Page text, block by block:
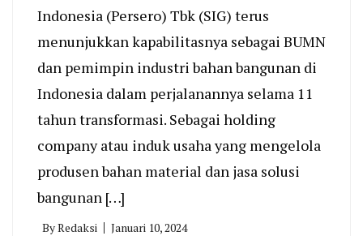
Indonesia (Persero) Tbk (SIG) terus
menunjukkan kapabilitasnya sebagai BUMN
dan pemimpin industri bahan bangunan di
Indonesia dalam perjalanannya selama 11
tahun transformasi. Sebagai holding
company atau induk usaha yang mengelola
produsen bahan material dan jasa solusi
bangunan […]
ByRedaksi Januari 10, 2024